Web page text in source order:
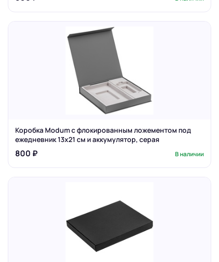
Коробка Modum с флокированным ложементом под
ежедневник 13х21 см и аккумулятор, серая
800 ₽ В наличии